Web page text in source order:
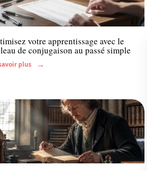
votre apprentissage avec le
de conjugaison au passé simple
plus